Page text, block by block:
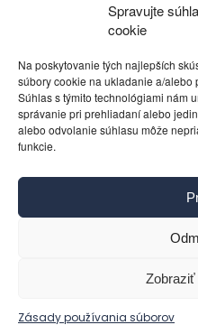
Spravujte
cookie
Na poskytovanie tých najlepších
súbory cookie na ukladanie a/alebo
Súhlas s týmito technológiami nám
správanie pri prehliadaní alebo
alebo odvolanie súhlasu môže
funkcie.
Zásady používania súborov
Rôzne 11. septembra
Pravidlá
Ochrana